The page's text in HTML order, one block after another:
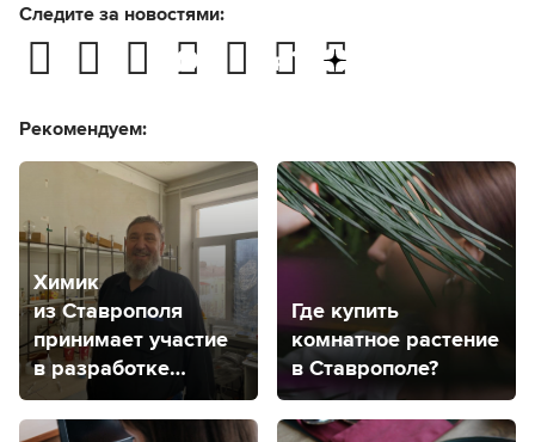
Следите за новостями:
Рекомендуем:
Химик
из Ставрополя
принимает участие
в разработке
вещества против
рака мозга
Где купить
комнатное растение
в Ставрополе?